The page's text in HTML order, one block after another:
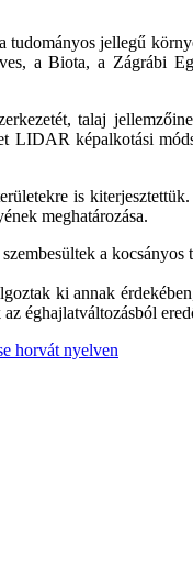
jellegű
a Biota, a Zágrábi
talaj
képalkotási
is kiterjesztettük.
meghatározása.
a
ki annak
éghajlatváltozásból
horvát nyelven